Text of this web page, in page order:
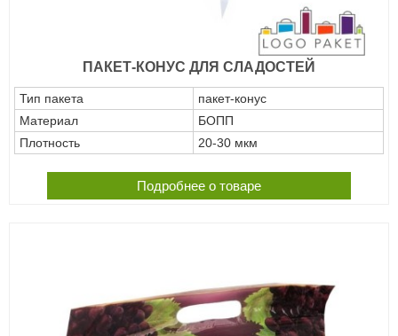
ПАКЕТ-КОНУС ДЛЯ СЛАДОСТЕЙ
Тип пакета
пакет-конус
Материал
БОПП
Плотность
20-30 мкм
Подробнее о товаре